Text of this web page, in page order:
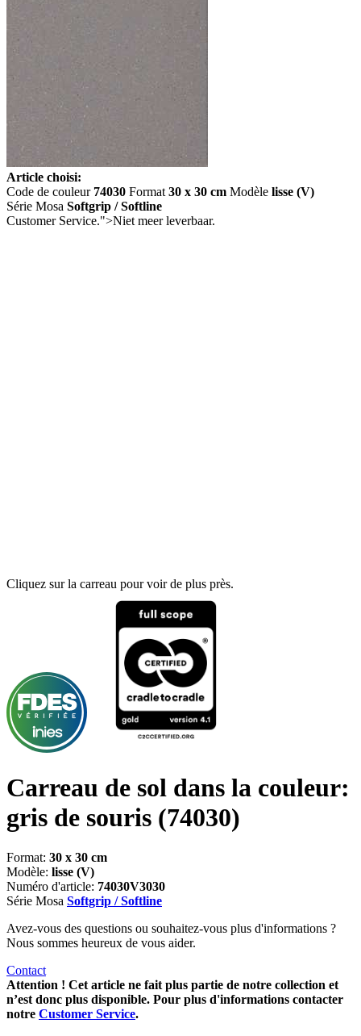
Article choisi:
Code de couleur 74030 Format 30 x 30 cm Modèle lisse (V)
Série Mosa Softgrip / Softline
Customer Service.">Niet meer leverbaar.
Cliquez sur la carreau pour voir de plus près.
Carreau de sol dans la couleur:
gris de souris (74030)
Format: 30 x 30 cm
Modèle: lisse (V)
Numéro d'article: 74030V3030
Série Mosa Softgrip / Softline
Avez-vous des questions ou souhaitez-vous plus d'informations ?
Nous sommes heureux de vous aider.
Contact
Attention ! Cet article ne fait plus partie de notre collection et
n’est donc plus disponible. Pour plus d'informations contacter
notre Customer Service.